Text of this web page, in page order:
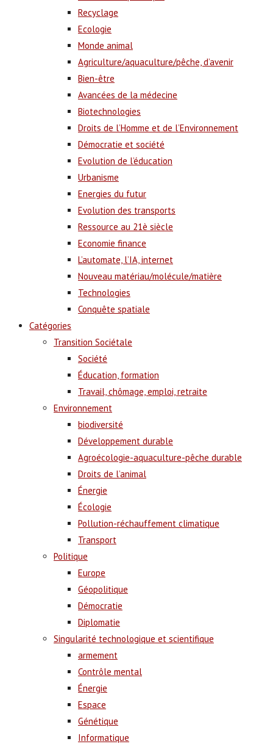
Recyclage
Ecologie
Monde animal
Agriculture/aquaculture/pêche, d’avenir
Bien-être
Avancées de la médecine
Biotechnologies
Droits de l’Homme et de l’Environnement
Démocratie et société
Evolution de l’éducation
Urbanisme
Energies du futur
Evolution des transports
Ressource au 21è siècle
Economie finance
L’automate, l’IA, internet
Nouveau matériau/molécule/matière
Technologies
Conquête spatiale
Catégories
Transition Sociétale
Société
Éducation, formation
Travail, chômage, emploi, retraite
Environnement
biodiversité
Développement durable
Agroécologie-aquaculture-pêche durable
Droits de l’animal
Énergie
Écologie
Pollution-réchauffement climatique
Transport
Politique
Europe
Géopolitique
Démocratie
Diplomatie
Singularité technologique et scientifique
armement
Contrôle mental
Énergie
Espace
Génétique
Informatique